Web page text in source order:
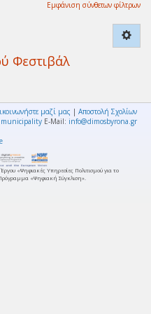
Εμφάνιση σύνθετων φίλτρων
Φεστιβάλ
μαζί μας | Αποστολή Σχολίων
municipality E-Mail: info@dimosbyrona.gr
Έργου «Ψηφιακές Υπηρεσίες Πολιτισμού για το
«Ψηφιακή Σύγκλιση».